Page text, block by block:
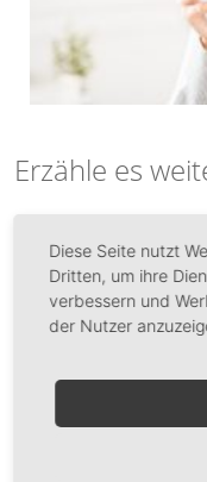
Erzähle es
teilen
Das könnte
Starkes
Diese Seite nutzt
Dritten, um ihre
verbessern und
der Nutzer